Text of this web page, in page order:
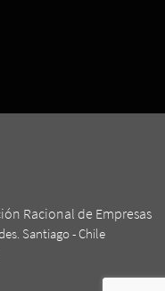
Racional de Empresas
Santiago - Chile